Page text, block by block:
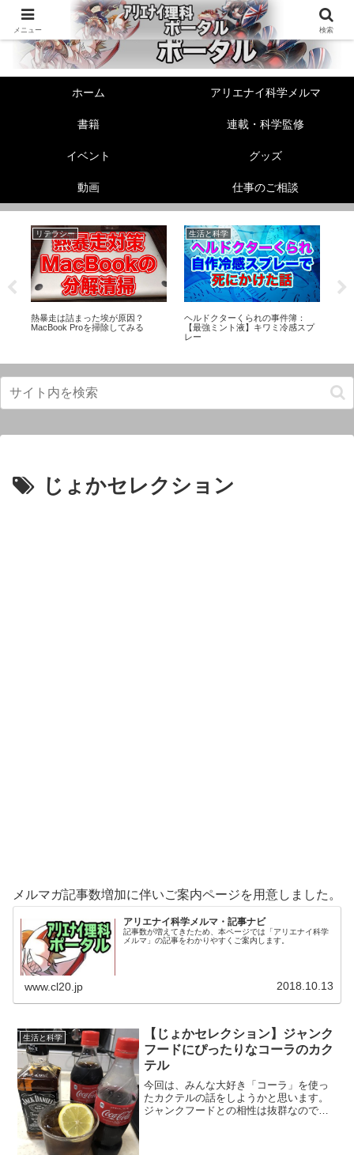
ホーム アリエナイ科学メルマ
書籍 連載・科学監修
イベント グッズ
動画 仕事のご相談
リテラシー
熱暴走は詰まった埃が原因？
MacBook Proを掃除してみる
生活と科学
ヘルドクターくられの事件簿：
【最強ミント液】キワミ冷感スプ
レー
じょかセレクション
メルマガ記事数増加に伴いご案内ページを用意しました。
アリエナイ科学メルマ・記事ナビ
記事数が増えてきたため、本ページでは「アリエナイ科学
メルマ」の記事をわかりやすくご案内します。
www.cl20.jp 2018.10.13
生活と科学
【じょかセレクション】ジャンク
フードにぴったりなコーラのカク
テル
今回は、みんな大好き「コーラ」を使っ
たカクテルの話をしようかと思います。
ジャンクフードとの相性は抜群なので、
メニュー 検索